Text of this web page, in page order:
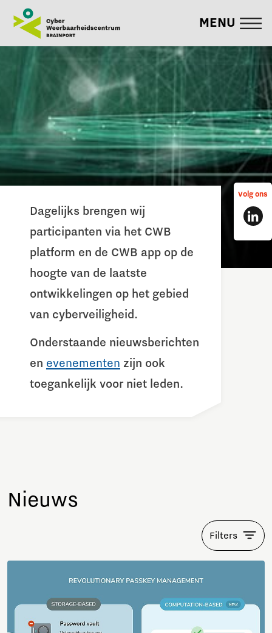
MENU
Volg ons
Dagelijks brengen wij
participanten via het CWB
platform en de CWB app op de
hoogte van de laatste
ontwikkelingen op het gebied
van cyberveiligheid.
Onderstaande nieuwsberichten
en evenementen zijn ook
toegankelijk voor niet leden.
Nieuws
Filters